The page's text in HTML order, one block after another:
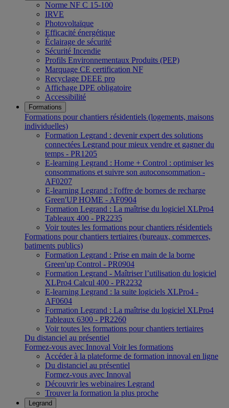
Norme NF C 15-100
IRVE
Photovoltaïque
Efficacité énergétique
Éclairage de sécurité
Sécurité Incendie
Profils Environnementaux Produits (PEP)
Marquage CE certification NF
Recyclage DEEE pro
Affichage DPE obligatoire
Accessibilité
Formations
Formations pour chantiers résidentiels (logements, maisons
individuelles)
Formation Legrand : devenir expert des solutions
connectées Legrand pour mieux vendre et gagner du
temps - PR1205
E-learning Legrand : Home + Control : optimiser les
consommations et suivre son autoconsommation -
AF0207
E-learning Legrand : l'offre de bornes de recharge
Green'UP HOME - AF0904
Formation Legrand : La maîtrise du logiciel XLPro4
Tableaux 400 - PR2235
Voir toutes les formations pour chantiers résidentiels
Formations pour chantiers tertiaires (bureaux, commerces,
batiments publics)
Formation Legrand : Prise en main de la borne
Green'up Control - PR0904
Formation Legrand - Maîtriser l’utilisation du logiciel
XLPro4 Calcul 400 - PR2232
E-learning Legrand : la suite logiciels XLPro4 -
AF0604
Formation Legrand : La maîtrise du logiciel XLPro4
Tableaux 6300 - PR2260
Voir toutes les formations pour chantiers tertiaires
Du distanciel au présentiel
Formez-vous avec Innoval Voir les formations
Accéder à la plateforme de formation innoval en ligne
Du distanciel au présentiel
Formez-vous avec Innoval
Découvrir les webinaires Legrand
Trouver la formation la plus proche
Legrand